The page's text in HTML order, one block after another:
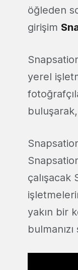
öğleden
girişim
yerel
çalışacak
yakın bir
bulmanızı